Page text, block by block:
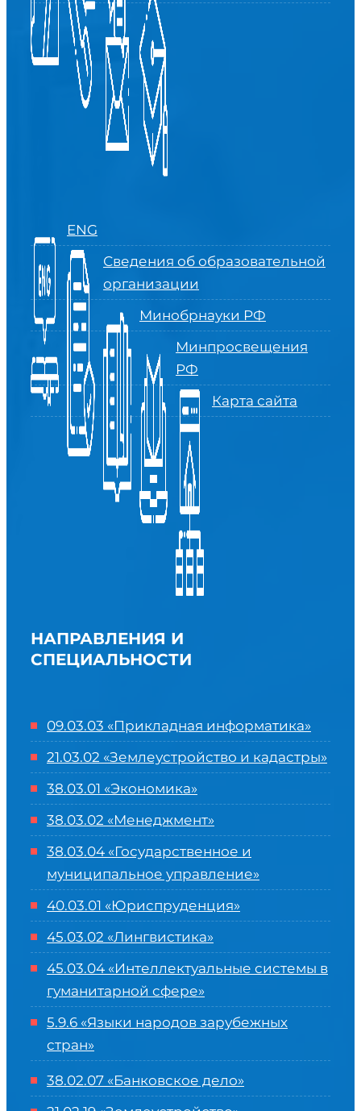
ENG
Сведения об образовательной
организации
Минобрнауки РФ
Минпросвещения
РФ
Карта сайта
НАПРАВЛЕНИЯ И
СПЕЦИАЛЬНОСТИ
09.03.03 «Прикладная информатика»
21.03.02 «Землеустройство и кадастры»
38.03.01 «Экономика»
38.03.02 «Менеджмент»
38.03.04 «Государственное и
муниципальное управление»
40.03.01 «Юриспруденция»
45.03.02 «Лингвистика»
45.03.04 «Интеллектуальные системы в
гуманитарной сфере»
5.9.6 «Языки народов зарубежных
стран»
38.02.07 «Банковское дело»